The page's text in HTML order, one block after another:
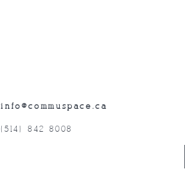
info@commuspace.ca
(514) 842-8008